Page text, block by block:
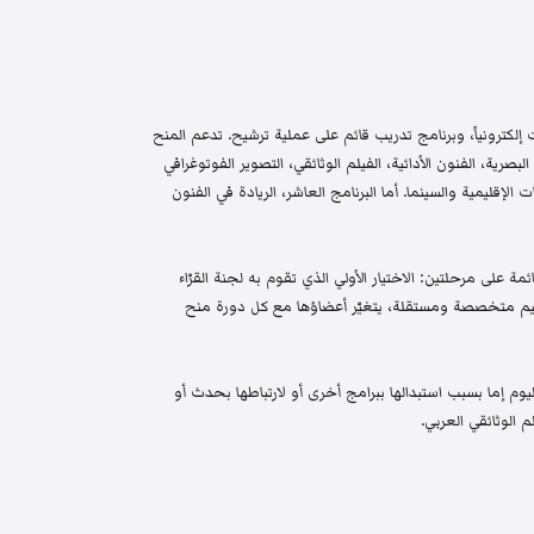
وبرنامج تدريب قائم على عملية ترشيح. تدعم المنح
الفنون الأدائية، الفيلم الوثائقي، التصوير الفوتوغرافي
والسينما. أما البرنامج العاشر، الريادة في الفنون
قائمة على مرحلتين: الاختيار الأولي الذي تقوم به لجنة القرّاء
متخصصة ومستقلة، يتغيّر أعضاؤها مع كل دورة منح
إما بسبب استبدالها ببرامج أخرى أو لارتباطها بحدث أو
الوثائقي العربي.